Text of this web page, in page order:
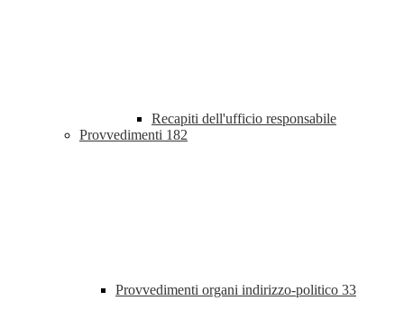
Recapiti dell'ufficio responsabile
Provvedimenti 182
Provvedimenti organi indirizzo-politico 33